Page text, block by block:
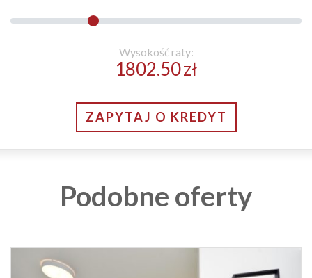
Wysokość raty:
1802.50zł
ZAPYTAJ O KREDYT
Podobne oferty